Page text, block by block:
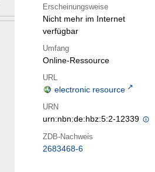
Erscheinungsweise
Nicht mehr im Internet
verfügbar
Umfang
Online-Ressource
URL
electronic resource
URN
urn:nbn:de:hbz:5:2-12339
ZDB-Nachweis
2683468-6